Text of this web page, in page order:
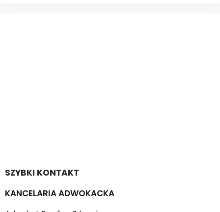
SZYBKI KONTAKT
KANCELARIA ADWOKACKA